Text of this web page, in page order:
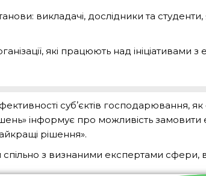
викладачі, дослідники та
які працюють над ініціативами з
субʼєктів господарювання, як
інформує про можливість замовити
рішення».
з визнаними експертами